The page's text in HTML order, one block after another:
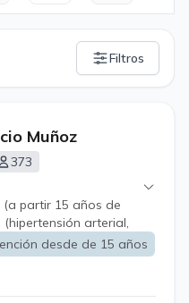
Filtros
Muñoz
373
partir 15 años de
arterial,
daño hepático
en enfermedades
y tratamiento.
desde de 15 años